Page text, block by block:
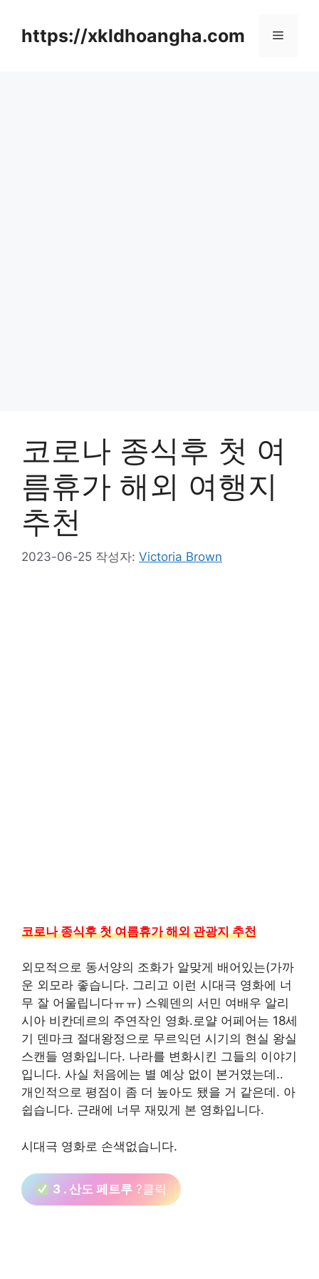
https://xkldhoangha.com 메
코로나 종식후 첫 여
름휴가 해외 여행지
추천
2023-06-25 작성자: Victoria Brown
코로나 종식후 첫 여름휴가 해외 관광지 추천
외모적으로 동서양의 조화가 알맞게 배어있는(가까
운 외모라 좋습니다. 그리고 이런 시대극 영화에 너
무 잘 어울립니다ㅠㅠ) 스웨덴의 서민 여배우 알리
시아 비칸데르의 주연작인 영화.로얄 어페어는 18세
기 덴마크 절대왕정으로 무르익던 시기의 현실 왕실
스캔들 영화입니다. 나라를 변화시킨 그들의 이야기
입니다. 사실 처음에는 별 예상 없이 본거였는데..
개인적으로 평점이 좀 더 높아도 됐을 거 같은데. 아
쉽습니다. 근래에 너무 재밌게 본 영화입니다.
시대극 영화로 손색없습니다.
3 . 산도 페트루 ?클릭